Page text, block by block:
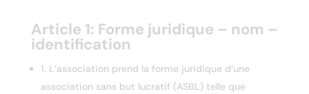
Article 1: Forme juridique – nom –
identification
1. L’association prend la forme juridique d’une
association sans but lucratif (ASBL) telle que